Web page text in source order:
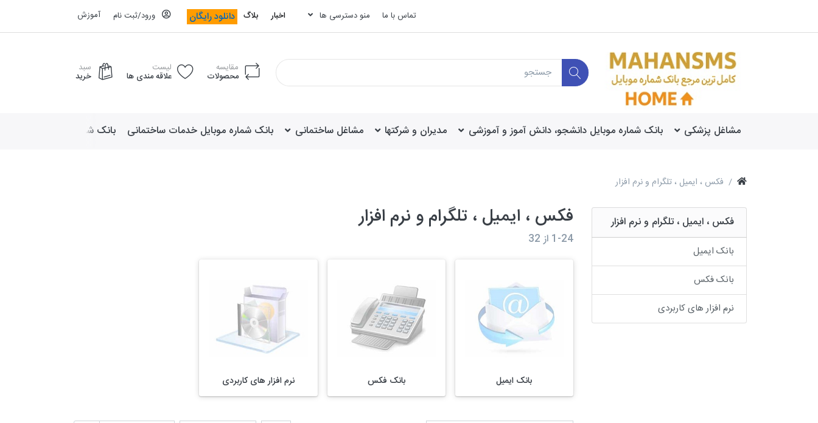
تماس با ما منو دسترسی ها اخبار بلاگ دانلود رایگان ورود/ثبت نام آموزش
مقایسه
محصولات
لیست
علاقه مندی ها
سبد
خرید
مشاغل پزشکی بانک شماره موبایل دانشجو، دانش آموز و آموزشی مدیران و شرکتها مشاغل ساختمانی بانک شماره موبایل خدمات ساختمانی بانک شماره موبایل لوازم
فکس ، ایمیل ، تلگرام و نرم افزار
فکس ، ایمیل ، تلگرام و نرم افزار
بانک ایمیل
بانک فکس
نرم افزار های کاربردی
فکس ، ایمیل ، تلگرام و نرم افزار
1-24 از32
بانک ایمیل بانک فکس نرم افزار های کاربردی